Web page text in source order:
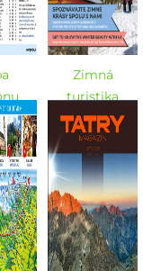
-
Zimná
turistika